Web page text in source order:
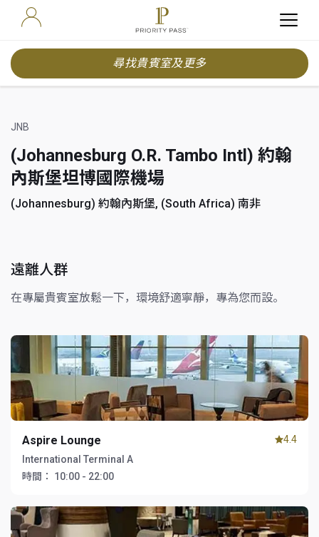
尋找貴賓室及更多
JNB
(Johannesburg O.R. Tambo Intl) 約翰
內斯堡坦博國際機場
(Johannesburg) 約翰內斯堡, (South Africa) 南非
遠離人群
在專屬貴賓室放鬆一下，環境舒適寧靜，專為您而設。
Aspire Lounge
International Terminal A
時間：
10:00 - 22:00
4.4